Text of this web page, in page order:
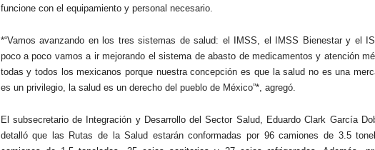
funcione con el equipamiento y personal necesario.
*“Vamos avanzando en los tres sistemas de salud: el IMSS, el IMSS Bienestar y el
poco a poco vamos a ir mejorando el sistema de abasto de medicamentos y atención
todas y todos los mexicanos porque nuestra concepción es que la salud no es una
es un privilegio, la salud es un derecho del pueblo de México”*, agregó.
El subsecretario de Integración y Desarrollo del Sector Salud, Eduardo Clark García
detalló que las Rutas de la Salud estarán conformadas por 96 camiones de 3.5